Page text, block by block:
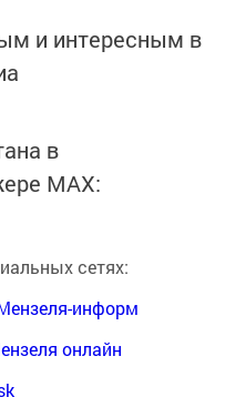
и интересным в
в
MАХ:
сетях:
информ
онлайн